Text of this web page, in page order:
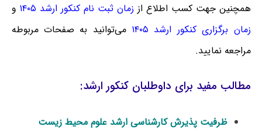
همچنین جهت کسب اطلاع از زمان ثبت نام کنکور ارشد ۱۴۰۵
و
زمان برگزاری کنکور ارشد ۱۴۰۵
می‌توانید به صفحات مربوطه
مراجعه نمایید.
مطالب مفید برای داوطلبان کنکور ارشد:
ظرفیت پذیرش کارشناسی ارشد علوم محیط زیست